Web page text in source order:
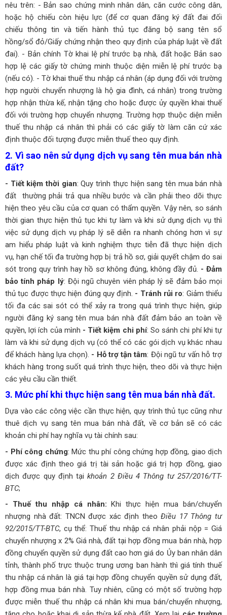
nêu trên: - Bản sao chứng minh nhân dân, căn cước công dân,
hoặc hộ chiếu còn hiệu lực (để cơ quan đăng ký đất đai đối
chiếu thông tin và tiến hành thủ tục đăng bộ sang tên sổ
hồng/sổ đỏ/Giấy chứng nhận theo quy định của pháp luật về đất
đai). - Bản chính Tờ khai lệ phí trước bạ nhà, đất hoặc Bản sao
hợp lệ các giấy tờ chứng minh thuộc diện miễn lệ phí trước bạ
(nếu có). - Tờ khai thuế thu nhập cá nhân (áp dụng đối với trường
hợp người chuyển nhượng là hộ gia đình, cá nhân) trong trường
hợp nhận thừa kế, nhận tặng cho hoặc được ủy quyền khai thuế
đối với trường hợp chuyển nhượng. Trường hợp thuộc diện miễn
thuế thu nhập cá nhân thì phải có các giấy tờ làm căn cứ xác
định thuộc đối tượng được miễn thuế theo quy định.
2. Vì sao nên sử dụng dịch vụ sang tên mua bán nhà
đất?
- Tiết kiệm thời gian: Quy trình thực hiện sang tên mua bán nhà
đất thường phải trả qua nhiều bước và cần phải theo dõi thực
hiện theo yêu cầu của cơ quan có thẩm quyền. Vậy nên, so sánh
thời gian thực hiện thủ tục khi tự làm và khi sử dụng dịch vụ thì
việc sử dụng dịch vụ pháp lý sẽ diễn ra nhanh chóng hơn vì sự
am hiểu pháp luật và kinh nghiệm thực tiễn đã thực hiện dịch
vụ, hạn chế tối đa trường hợp bị trả hồ sơ, giải quyết chậm do sai
sót trong quy trình hay hồ sơ không đúng, không đầy đủ. - Đảm
bảo tính pháp lý: Đội ngũ chuyên viên pháp lý sẽ đảm bảo mọi
thủ tục được thực hiện đúng quy định. - Tránh rủi ro: Giảm thiểu
tối đa các sai sót có thể xảy ra trong quá trình thực hiện, giúp
người đăng ký sang tên mua bán nhà đất đảm bảo an toàn về
quyền, lợi ích của mình - Tiết kiệm chi phí: So sánh chi phí khi tự
làm và khi sử dụng dịch vụ (có thể có các gói dịch vụ khác nhau
để khách hàng lựa chọn). - Hỗ trợ tận tâm: Đội ngũ tư vấn hỗ trợ
khách hàng trong suốt quá trình thực hiện, theo dõi và thực hiện
các yêu cầu cần thiết.
3. Mức phí khi thực hiện sang tên mua bán nhà đất.
Dựa vào các công việc cần thực hiện, quy trình thủ tục cũng như
thuê dịch vụ sang tên mua bán nhà đất, về cơ bản sẽ có các
khoản chi phí hay nghĩa vụ tài chính sau:
- Phí công chứng: Mức thu phí công chứng hợp đồng, giao dịch
được xác định theo giá trị tài sản hoặc giá trị hợp đồng, giao
dịch được quy định tạikhoản 2 Điều 4 Thông tư 257/2016/TT-
BTC;
- Thuế thu nhập cá nhân: Khi thực hiện mua bán/chuyển
nhượng nhà đất: TNCN được xác định theoĐiều 17 Thông tư
92/2015/TT-BTC, cụ thể: Thuế thu nhập cá nhân phải nộp = Giá
chuyển nhượng x 2% Giá nhà, đất tại hợp đồng mua bán nhà, hợp
đồng chuyển quyền sử dụng đất cao hơn giá do Ủy ban nhân dân
tỉnh, thành phố trực thuộc trung ương ban hành thì giá tính thuế
thu nhập cá nhân là giá tại hợp đồng chuyển quyền sử dụng đất,
hợp đồng mua bán nhà. Tuy nhiên, cũng có một số trường hợp
được miễn thuế thu nhập cá nhân khi mua bán/chuyển nhượng,